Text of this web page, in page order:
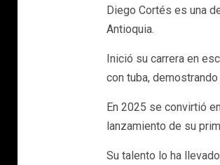
Diego Cortés es una
Antioquia.
Inició su carrera en
con tuba,
En 2025 se convirtió
lanzamiento de su
Su talento lo ha